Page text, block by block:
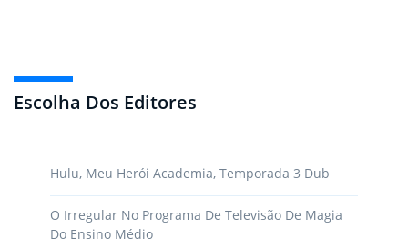
Escolha Dos Editores
Hulu, Meu Herói Academia, Temporada 3 Dub
O Irregular No Programa De Televisão De Magia
Do Ensino Médio